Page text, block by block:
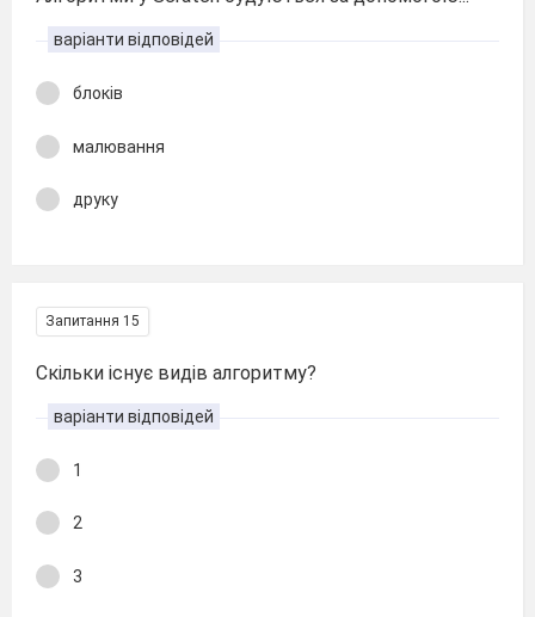
варіанти відповідей
блоків
малювання
друку
Запитання 15
Скільки існує видів алгоритму?
варіанти відповідей
1
2
3